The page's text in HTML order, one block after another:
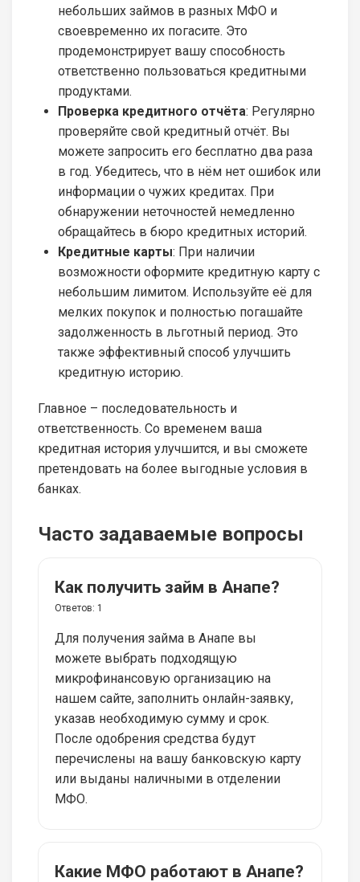
небольших займов в разных МФО и
своевременно их погасите. Это
продемонстрирует вашу способность
ответственно пользоваться кредитными
продуктами.
Проверка кредитного отчёта: Регулярно
проверяйте свой кредитный отчёт. Вы
можете запросить его бесплатно два раза
в год. Убедитесь, что в нём нет ошибок или
информации о чужих кредитах. При
обнаружении неточностей немедленно
обращайтесь в бюро кредитных историй.
Кредитные карты: При наличии
возможности оформите кредитную карту с
небольшим лимитом. Используйте её для
мелких покупок и полностью погашайте
задолженность в льготный период. Это
также эффективный способ улучшить
кредитную историю.
Главное – последовательность и
ответственность. Со временем ваша
кредитная история улучшится, и вы сможете
претендовать на более выгодные условия в
банках.
Часто задаваемые вопросы
Как получить займ в Анапе?
Ответов: 1
Для получения займа в Анапе вы
можете выбрать подходящую
микрофинансовую организацию на
нашем сайте, заполнить онлайн-заявку,
указав необходимую сумму и срок.
После одобрения средства будут
перечислены на вашу банковскую карту
или выданы наличными в отделении
МФО.
Какие МФО работают в Анапе?